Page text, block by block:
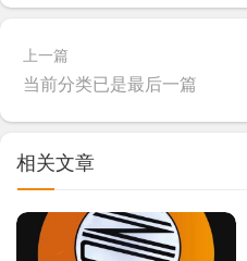
上一篇
当前分类已是最后一篇
相关文章